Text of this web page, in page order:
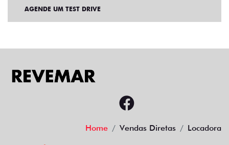
AGENDE UM TEST DRIVE
Home Vendas Diretas Locadora